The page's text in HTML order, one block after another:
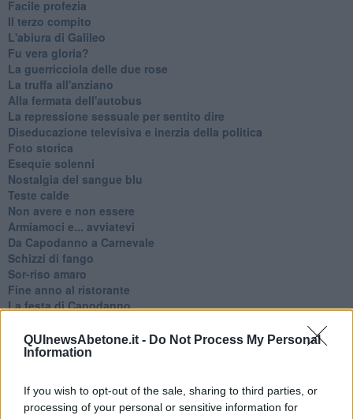
QUInewsAbetone.it - Do Not Process My Personal
Information
If you wish to opt-out of the sale, sharing to third parties, or
processing of your personal or sensitive information for
Facile profezia
Il terzo compito
L'abiura di Galileo
Fu vera gloria?
La guerricciola delle due rose
La truffa all'anziano
Alla fermata dell'autobus
La repressione sessuale per sentito dire
Diseducazione televisiva e inerzia della politica
Foto storica
Esequie solenni
Nostalgia del sangue blu
Teste calde
Non avere e non essere
Armiamoci e... avviatevi
Da Capodanno a Carnevale
Schizzi di fango
Sor-riso amaro
Fine anno al ristorante
La festa di Capodanno
Re e regnanti
A noi interessa il dito non la luna
Una performance
Il compagno
​Io (allo specchio)